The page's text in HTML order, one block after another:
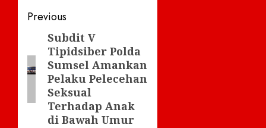
Post
navigation
Previous
Previous
post:
Subdit V
Tipidsiber Polda
Sumsel Amankan
Pelaku Pelecehan
Seksual
Terhadap Anak
di Bawah Umur